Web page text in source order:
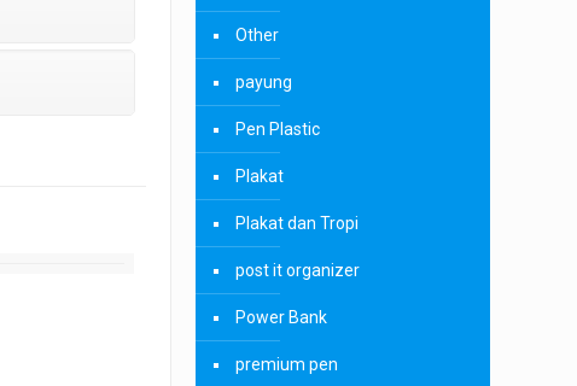
Other
payung
Pen Plastic
Plakat
Plakat dan Tropi
post it organizer
Power Bank
premium pen